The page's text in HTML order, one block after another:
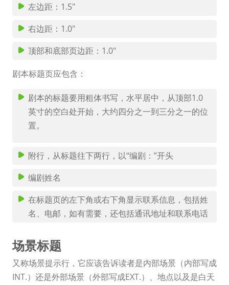
左边距：1.5"
右边距：1.0"
顶部和底部页边距：1.0"
剧本标题页应包含：
剧本的标题要用粗体书写，水平居中，从顶部1.0
英寸的空白处开始，大约四分之一到三分之一的位
置。
附行，从标题往下两行，以“编剧：”开头
编剧姓名
在标题页的左下角或右下角显示联系信息，包括姓
名、电邮，如有需要，还包括通讯地址和联系电话
场景标题
又称场景提示行，它应该告诉读者是内部场景（内部写成
INT.）还是外部场景（外部写成EXT.）、地点以及是白天